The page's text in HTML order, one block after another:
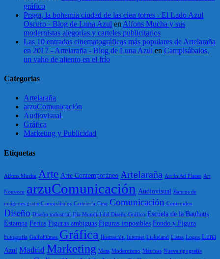
gráfico
Praga, la bohemia ciudad de las cien torres - El Lado Azul
Oscuro - Blog de Luna Azul en Alfons Mucha y sus
modernistas alegorías y carteles publicitarios
Las 10 entradas cinematográficas más populares de Artelaraña
en 2017 - Artelaraña - Blog de Luna Azul en Campisábalos,
un vaho de aliento en el frío
Categorías
Artelaraña
arzuComunicación
Audiovisual
Gráfica
Marketing y Publicidad
Etiquetas
Alfons Mucha Arte Arte Contemporáneo Artelaraña Art In Ad Places Art
Nouveau arzuComunicación Audiovisual Bancos de
imágenes gratis Campisábalos Cartelería Cine Comunicación Contenidos
Diseño Diseño industrial Día Mundial del Diseño Gráfico Escuela de la Bauhaus
Estampa Ferias Figuras ambiguas Figuras imposibles Fondo y Figura
Fotografía GolfoFilmes Gráfica Ilustración Internet Liekeland Listas Logos Luna
Azul Madrid Marketing Meta Modernismo Métricas Nueva tipografía